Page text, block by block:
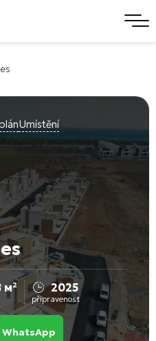
Umístění
м² 2025
připravenost
WhatsApp